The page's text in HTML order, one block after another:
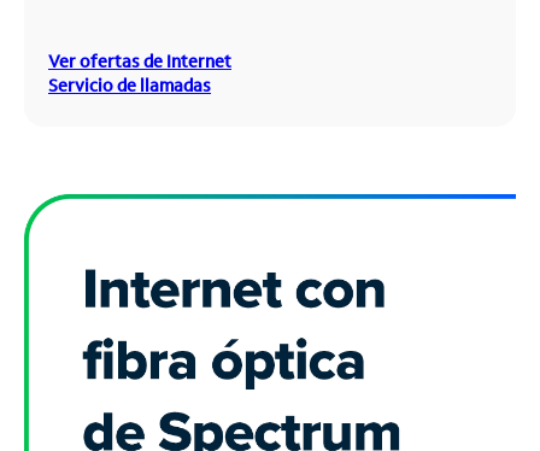
Ver ofertas de Internet
Servicio de llamadas